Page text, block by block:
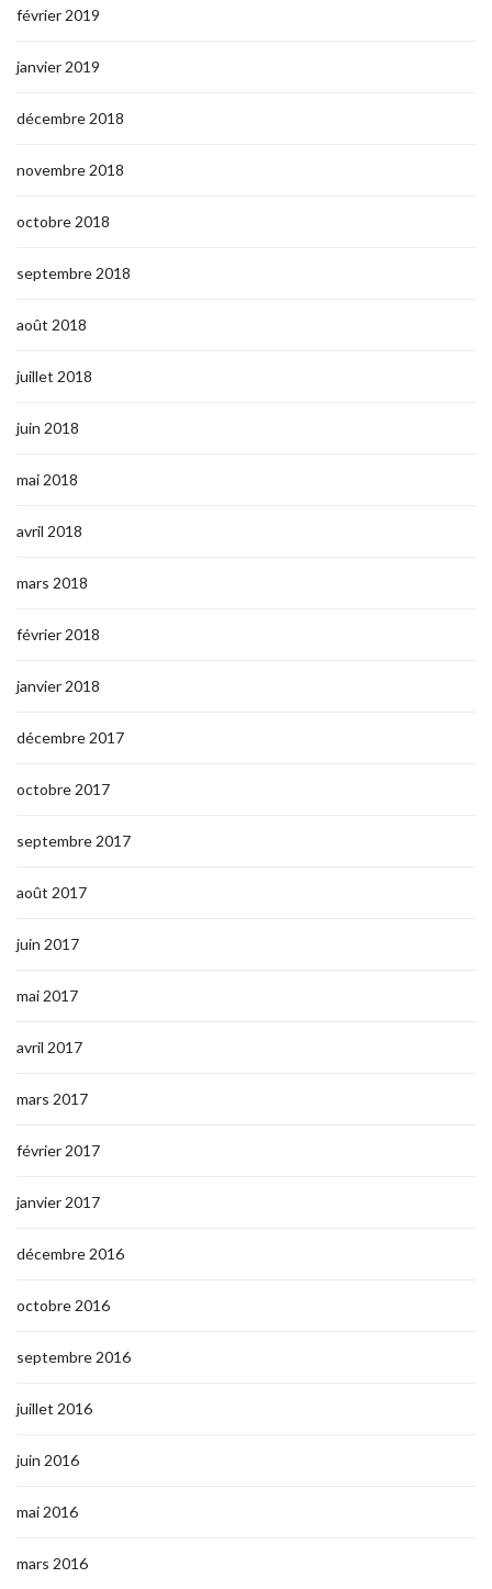
février 2019
janvier 2019
décembre 2018
novembre 2018
octobre 2018
septembre 2018
août 2018
juillet 2018
juin 2018
mai 2018
avril 2018
mars 2018
février 2018
janvier 2018
décembre 2017
octobre 2017
septembre 2017
août 2017
juin 2017
mai 2017
avril 2017
mars 2017
février 2017
janvier 2017
décembre 2016
octobre 2016
septembre 2016
juillet 2016
juin 2016
mai 2016
mars 2016